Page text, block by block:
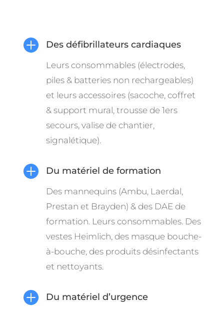
 Des défibrillateurs cardiaques
Leurs consommables (électrodes,
piles & batteries non rechargeables)
et leurs accessoires (sacoche, coffret
& support mural, trousse de 1ers
secours, valise de chantier,
signalétique).
 Du matériel de formation
Des mannequins (Ambu, Laerdal,
Prestan et Brayden) & des DAE de
formation. Leurs consommables. Des
vestes Heimlich, des masque bouche-
à-bouche, des produits désinfectants
et nettoyants.
 Du matériel d’urgence